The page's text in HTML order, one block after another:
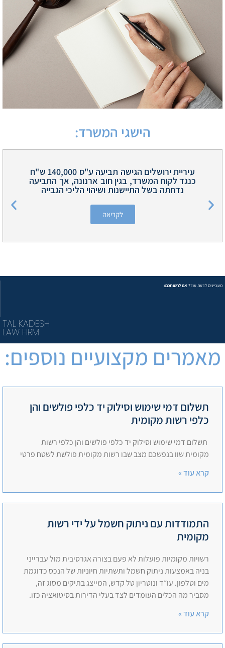
הישגי המשרד:
עיריית ירושלים הגישה תביעה ע"ס 140,000 ש"ח
כנגד לקוח המשרד, בגין חוב ארנונה, אך התביעה
נדחתה בשל התיישנות ושיהוי הליכי הגבייה
לקריאה
מעוניינים לדעת עוד? אנו לרשותכם:
TAL KADESH
LAW FIRM
מאמרים מקצועיים נוספים:
תשלום דמי שימוש וסילוק יד כלפי פולשים והן
כלפי רשות מקומית
תשלום דמי שימוש וסילוק יד כלפי פולשים והן כלפי רשות
מקומית שוו בנפשכם מצב שבו רשות מקומית פולשת לשטח פרטי
קרא עוד »
התמודדות עם ניתוק חשמל על ידי רשות
מקומית
רשויות מקומיות פועלות לא פעם בצורה אגרסיבית מול עברייני
בניה באמצעות ניתוק חשמל ותשתיות חיוניות של הנכס כדוגמת
מים וטלפון. עו״ד ונוטריון טל קדש, המייצג בתיקים מסוג זה,
מסביר מה הכלים העומדים לצד בעלי הדירות בסיטואציה כזו.
קרא עוד »